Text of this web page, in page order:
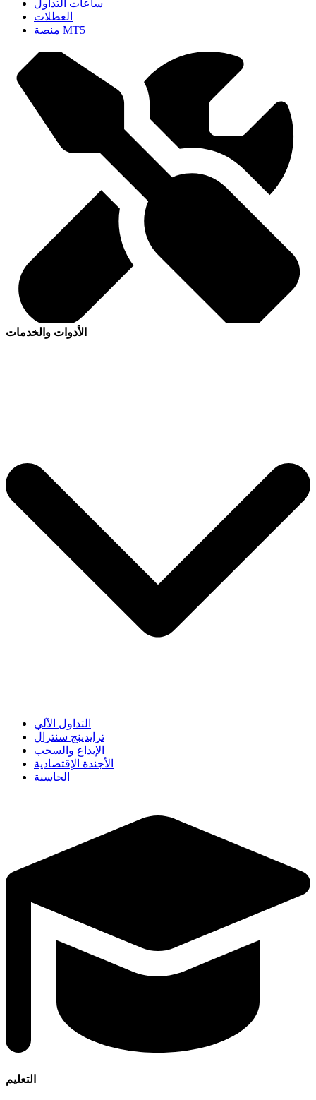
ساعات التداول
العطلات
منصة MT5
الأدوات والخدمات
التداول الآلي
ترايدينج سنترال
الإيداع والسحب
الأجندة الإقتصادية
الحاسبة
التعليم